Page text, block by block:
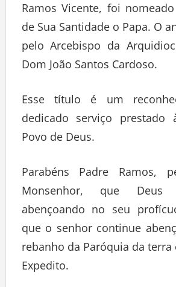
Ramos Vicente, foi
de Sua Santidade o Papa. O
pelo Arcebispo da
Dom João Santos Cardoso.
Esse título é um
dedicado serviço
Povo de Deus.
Parabéns Padre Ramos,
Monsenhor, que
abençoando no seu
que o senhor continue
rebanho da Paróquia da
Expedito.